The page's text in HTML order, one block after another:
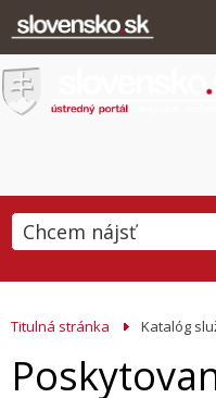
Titulná stránka Katalóg